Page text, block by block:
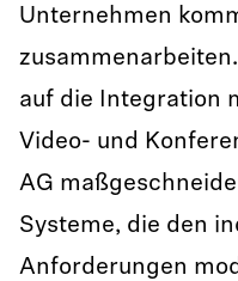
Unternehmen
auf die Integration
Video- und
AG
Systeme, die den
Anforderungen